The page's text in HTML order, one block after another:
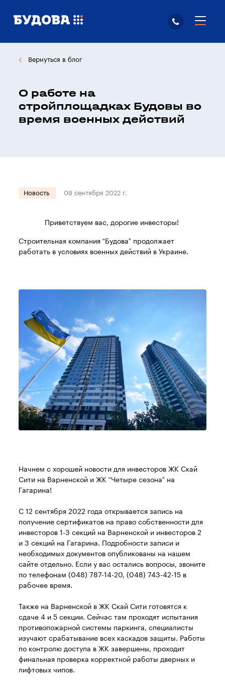
Вернуться в блог
О работе на
стройплощадках Будовы во
время военных действий
Новость 08 сентября 2022 г.
Приветствуем вас, дорогие инвесторы!
Строительная компания “Будова” продолжает
работать в условиях военных действий в Украине.
Начнем с хорошей новости для инвесторов ЖК Скай
Сити на Варненской и ЖК “Четыре сезона” на
Гагарина!
С 12 сентября 2022 года открывается запись на
получение сертификатов на право собственности для
инвесторов 1-3 секций на Варненской и инвесторов 2
и 3 секций на Гагарина. Подробности записи и
необходимых документов опубликованы на нашем
сайте отдельно. Если у вас остались вопросы, звоните
по телефонам (048) 787-14-20, (048) 743-42-15 в
рабочее время.
Также на Варненской в ЖК Скай Сити готовятся к
сдаче 4 и 5 секции. Сейчас там проходят испытания
противопожарной системы паркинга, специалисты
изучают срабатывание всех каскадов защиты. Работы
по контролю доступа в ЖК завершены, проходит
финальная проверка корректной работы дверных и
лифтовых чипов.